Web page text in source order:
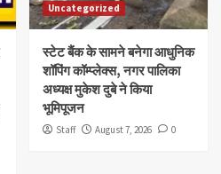
Uncategorized
स्टेट बैंक के सामने बनेगा आधुनिक
शॉपिंग कॉम्प्लेक्स, नगर पालिका
अध्यक्ष मुकेश दुबे ने किया
भूमिपूजन
Staff August 7, 2026 0